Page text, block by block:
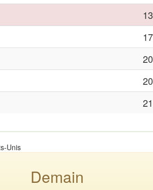
Unis
Demain